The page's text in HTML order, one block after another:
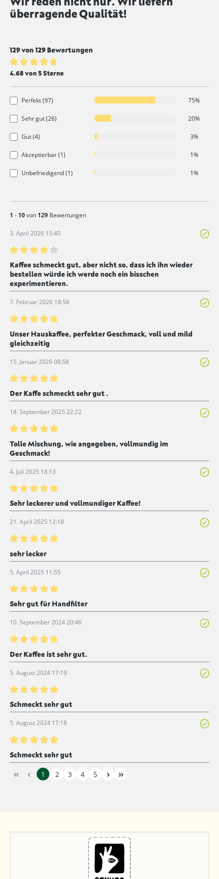
überragende Qualität!
129 von 129 Bewertungen
Durchschnittliche Bewertung von 4.6 von 5 Sternen
4.68 von 5 Sterne
Perfekt (97) 75%
Sehr gut (26) 20%
Gut (4) 3%
Akzeptierbar (1) 1%
Unbefriedigend (1) 1%
1 - 10von 129 Bewertungen
3. April 2026 15:40
Bewertung mit 4 von 5 Sternen
Kaffee schmeckt gut, aber nicht so, dass ich ihn wieder
bestellen würde ich werde noch ein bisschen
experimentieren.
7. Februar 2026 18:58
Bewertung mit 5 von 5 Sternen
Unser Hauskaffee, perfekter Geschmack, voll und mild
gleichzeitig
15. Januar 2026 08:58
Bewertung mit 5 von 5 Sternen
Der Kaffe schmeckt sehr gut .
18. September 2025 22:22
Bewertung mit 5 von 5 Sternen
Tolle Mischung, wie angegeben, vollmundig im
Geschmack!
4. Juli 2025 18:13
Bewertung mit 5 von 5 Sternen
Sehr leckerer und vollmundiger Kaffee!
21. April 2025 12:18
Bewertung mit 5 von 5 Sternen
sehr lecker
5. April 2025 11:55
Bewertung mit 5 von 5 Sternen
Sehr gut für Handfilter
10. September 2024 20:46
Bewertung mit 5 von 5 Sternen
Der Kaffee ist sehr gut.
5. August 2024 17:19
Bewertung mit 5 von 5 Sternen
Schmeckt sehr gut
5. August 2024 17:18
Bewertung mit 5 von 5 Sternen
Schmeckt sehr gut
1 2 3 4 5